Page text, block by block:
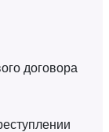
договора